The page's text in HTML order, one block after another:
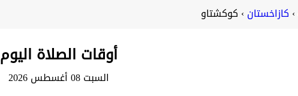
كازاخستان كوكشتاو
أوقات الصلاة اليوم
السبت 08 أغسطس 2026